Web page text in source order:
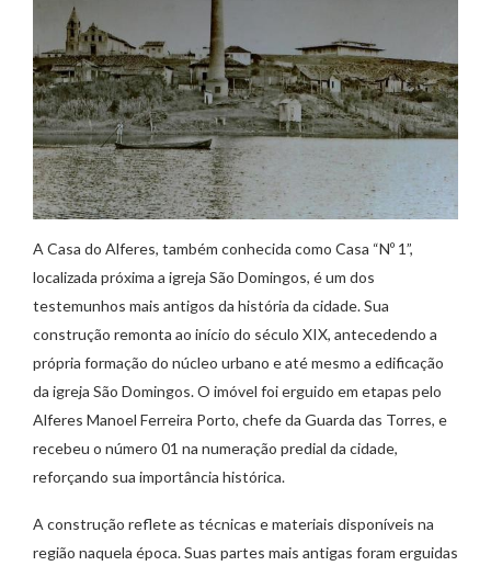
A Casa do Alferes, também conhecida como Casa “Nº 1”,
localizada próxima a igreja São Domingos, é um dos
testemunhos mais antigos da história da cidade. Sua
construção remonta ao início do século XIX, antecedendo a
própria formação do núcleo urbano e até mesmo a edificação
da igreja São Domingos. O imóvel foi erguido em etapas pelo
Alferes Manoel Ferreira Porto, chefe da Guarda das Torres, e
recebeu o número 01 na numeração predial da cidade,
reforçando sua importância histórica.
A construção reflete as técnicas e materiais disponíveis na
região naquela época. Suas partes mais antigas foram erguidas